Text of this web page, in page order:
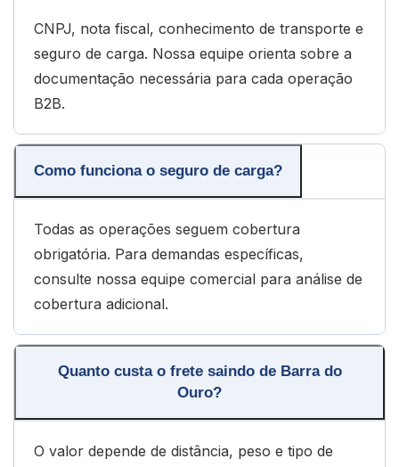
CNPJ, nota fiscal, conhecimento de transporte e
seguro de carga. Nossa equipe orienta sobre a
documentação necessária para cada operação
B2B.
Como funciona o seguro de carga?
Todas as operações seguem cobertura
obrigatória. Para demandas específicas,
consulte nossa equipe comercial para análise de
cobertura adicional.
Quanto custa o frete saindo de Barra do
Ouro?
O valor depende de distância, peso e tipo de